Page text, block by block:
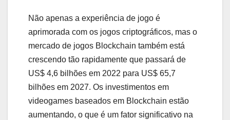
Não apenas a experiência de jogo é
aprimorada com os jogos criptográficos, mas o
mercado de jogos Blockchain também está
crescendo tão rapidamente que passará de
US$ 4,6 bilhões em 2022 para US$ 65,7
bilhões em 2027. Os investimentos em
videogames baseados em Blockchain estão
aumentando, o que é um fator significativo na